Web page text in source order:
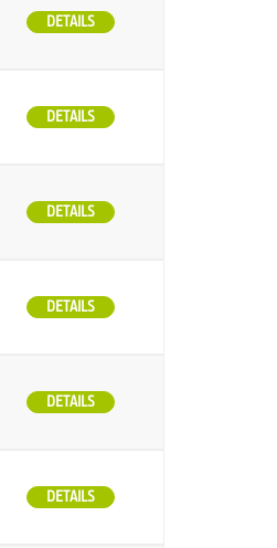
DETAILS
DETAILS
DETAILS
DETAILS
DETAILS
DETAILS